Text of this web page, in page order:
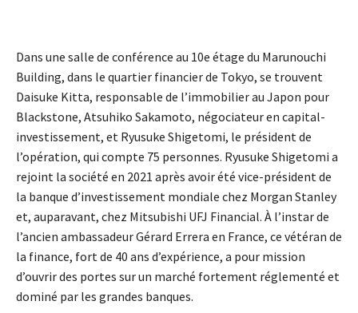
Dans une salle de conférence au 10e étage du Marunouchi
Building, dans le quartier financier de Tokyo, se trouvent
Daisuke Kitta, responsable de l’immobilier au Japon pour
Blackstone, Atsuhiko Sakamoto, négociateur en capital-
investissement, et Ryusuke Shigetomi, le président de
l’opération, qui compte 75 personnes. Ryusuke Shigetomi a
rejoint la société en 2021 après avoir été vice-président de
la banque d’investissement mondiale chez Morgan Stanley
et, auparavant, chez Mitsubishi UFJ Financial. À l’instar de
l’ancien ambassadeur Gérard Errera en France, ce vétéran de
la finance, fort de 40 ans d’expérience, a pour mission
d’ouvrir des portes sur un marché fortement réglementé et
dominé par les grandes banques.